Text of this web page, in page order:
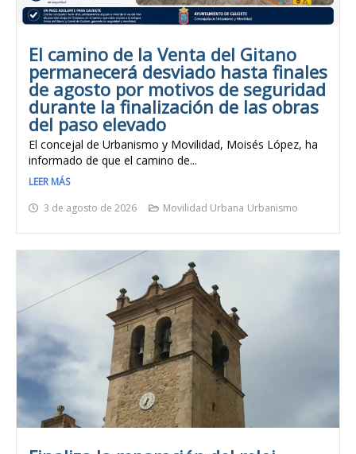
El camino de la Venta del Gitano
permanecerá desviado hasta finales
de agosto por motivos de seguridad
durante la finalización de las obras
del paso elevado
El concejal de Urbanismo y Movilidad, Moisés López, ha
informado de que el camino de...
LEER MÁS
3 de agosto de 2026
Movilidad Urbana Urbanismo